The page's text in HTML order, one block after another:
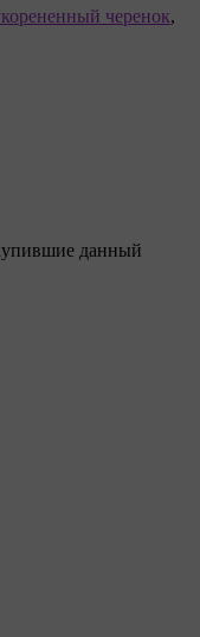
черенок,
данный